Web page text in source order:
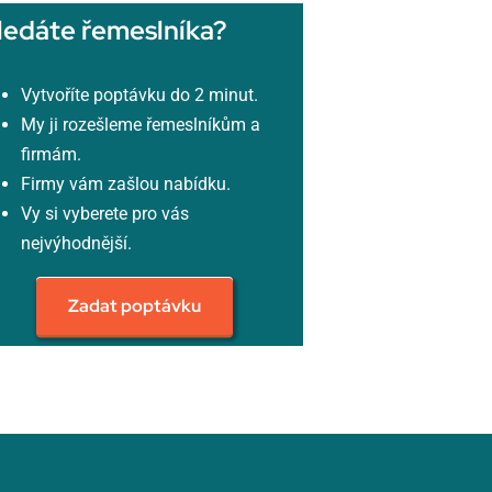
řemeslníka?
Vytvoříte poptávku do 2 minut.
My ji rozešleme řemeslníkům a
firmám.
Firmy vám zašlou nabídku.
Vy si vyberete pro vás
nejvýhodnější.
Zadat poptávku